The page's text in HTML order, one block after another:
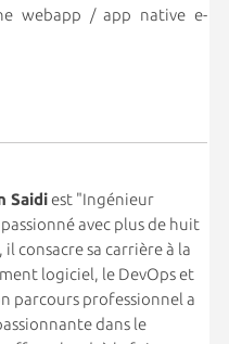
webapp / app native e-
Saidiest "Ingénieur
avec plus de huit
consacre sa carrière à la
logiciel, le DevOps et
parcours professionnel a
dans le